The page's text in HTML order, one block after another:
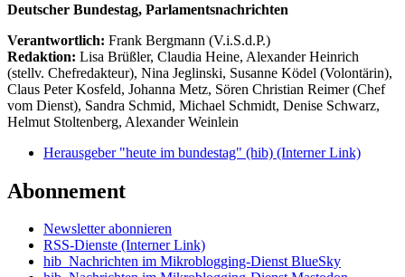
Deutscher Bundestag, Parlamentsnachrichten
Verantwortlich: Frank Bergmann (V.i.S.d.P.)
Redaktion: Lisa Brüßler, Claudia Heine, Alexander Heinrich
(stellv. Chefredakteur), Nina Jeglinski, Susanne Ködel (Volontärin),
Claus Peter Kosfeld, Johanna Metz, Sören Christian Reimer (Chef
vom Dienst), Sandra Schmid, Michael Schmidt, Denise Schwarz,
Helmut Stoltenberg, Alexander Weinlein
Herausgeber "heute im bundestag" (hib) (Interner Link)
Abonnement
Newsletter abonnieren
RSS-Dienste (Interner Link)
hib_Nachrichten im Mikroblogging-Dienst BlueSky